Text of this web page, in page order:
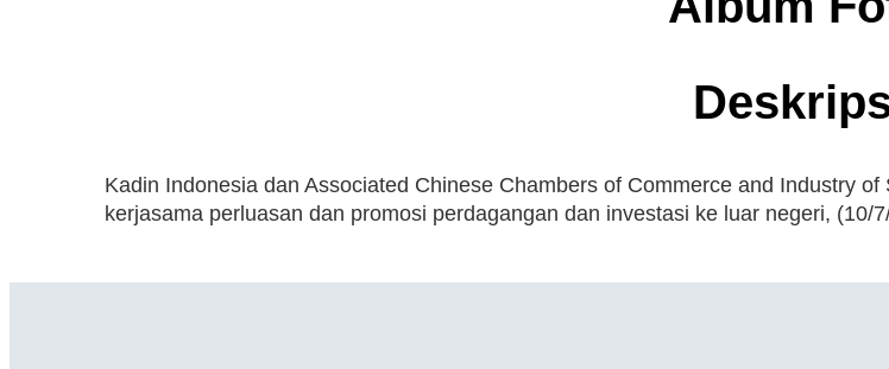
Kadin Indonesia dan Associated Chinese Chambers of Commerce and Industry
kerjasama perluasan dan promosi perdagangan dan investasi ke luar negeri, (10/